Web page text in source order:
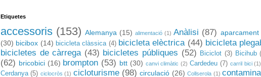
Etiquetes
accessoris (153) Alemanya (15) alimentació (1) Anàlisi (87) aparcament
(30) bicibox (14) bicicleta clàssica (4) bicicleta elèctrica (44) bicicleta
bicicletes de càrrega (43) bicicletes públiques (52) Biciclot (3) Bicihub
(62) bricobici (16) brompton (53) btt (30) canvi climàtic (2) Cardedeu (7) carril bici (1)
Cerdanya (5) ciclocròs (1) cicloturisme (98) circulació (26) Collserola (1)